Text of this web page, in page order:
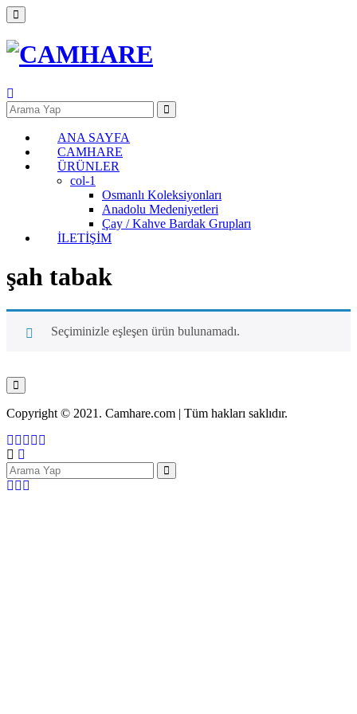
ANA SAYFA
CAMHARE
ÜRÜNLER
col-1
Osmanlı Koleksiyonları
Anadolu Medeniyetleri
Çay / Kahve Bardak Grupları
İLETİŞİM
şah tabak
Seçiminizle eşleşen ürün bulunamadı.
Copyright © 2021. Camhare.com | Tüm hakları saklıdır.